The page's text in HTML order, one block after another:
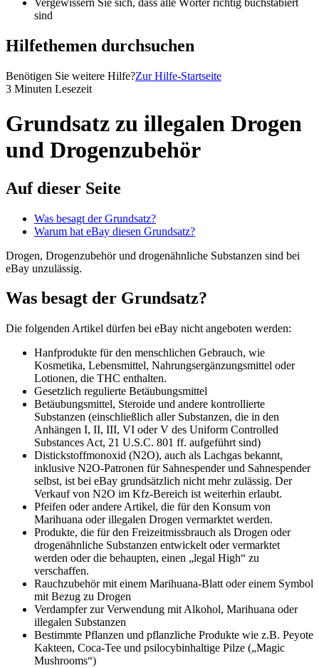
Vergewissern Sie sich, dass alle Wörter richtig buchstabiert
sind
Hilfethemen durchsuchen
Benötigen Sie weitere Hilfe?Zur Hilfe-Startseite
3 Minuten Lesezeit
Grundsatz zu illegalen Drogen
und Drogenzubehör
Auf dieser Seite
Was besagt der Grundsatz?
Warum hat eBay diesen Grundsatz?
Drogen, Drogenzubehör und drogenähnliche Substanzen sind bei
eBay unzulässig.
Was besagt der Grundsatz?
Die folgenden Artikel dürfen bei eBay nicht angeboten werden:
Hanfprodukte für den menschlichen Gebrauch, wie
Kosmetika, Lebensmittel, Nahrungsergänzungsmittel oder
Lotionen, die THC enthalten.
Gesetzlich regulierte Betäubungsmittel
Betäubungsmittel, Steroide und andere kontrollierte
Substanzen (einschließlich aller Substanzen, die in den
Anhängen I, II, III, VI oder V des Uniform Controlled
Substances Act, 21 U.S.C. 801 ff. aufgeführt sind)
Distickstoffmonoxid (N2O), auch als Lachgas bekannt,
inklusive N2O-Patronen für Sahnespender und Sahnespender
selbst, ist bei eBay grundsätzlich nicht mehr zulässig. Der
Verkauf von N2O im Kfz-Bereich ist weiterhin erlaubt.
Pfeifen oder andere Artikel, die für den Konsum von
Marihuana oder illegalen Drogen vermarktet werden.
Produkte, die für den Freizeitmissbrauch als Drogen oder
drogenähnliche Substanzen entwickelt oder vermarktet
werden oder die behaupten, einen „legal High“ zu
verschaffen.
Rauchzubehör mit einem Marihuana-Blatt oder einem Symbol
mit Bezug zu Drogen
Verdampfer zur Verwendung mit Alkohol, Marihuana oder
illegalen Substanzen
Bestimmte Pflanzen und pflanzliche Produkte wie z.B. Peyote
Kakteen, Coca-Tee und psilocybinhaltige Pilze („Magic
Mushrooms“)